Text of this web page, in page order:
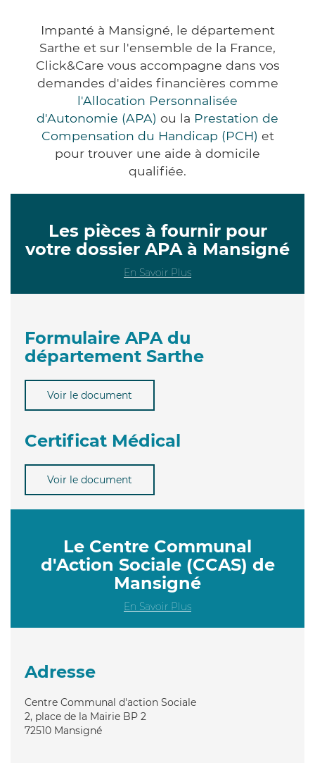
Impanté à Mansigné, le département
Sarthe et sur l'ensemble de la France,
Click&Care vous accompagne dans vos
demandes d'aides financières comme
l'Allocation Personnalisée
d'Autonomie (APA) ou la Prestation de
Compensation du Handicap (PCH) et
pour trouver une aide à domicile
qualifiée.
Les pièces à fournir pour
votre dossier APA à Mansigné
En Savoir Plus
Formulaire APA du
département Sarthe
Voir le document
Certificat Médical
Voir le document
Le Centre Communal
d'Action Sociale (CCAS) de
Mansigné
En Savoir Plus
Adresse
Centre Communal d'action Sociale
2, place de la Mairie BP 2
72510 Mansigné